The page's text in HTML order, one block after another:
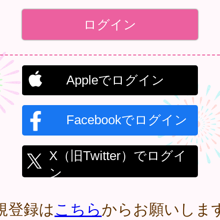
Appleでログイン
Facebookでログイン
X（旧Twitter）でログイ
ン
登録はこちらからお願いしま